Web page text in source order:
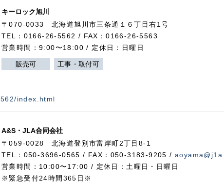
キーロック旭川
〒070-0033 北海道旭川市三条通１６丁目右1号
TEL：0166-26-5562 / FAX：0166-26-5563
営業時間：9:00〜18:00 / 定休日：日曜日
販売可 工事・取付可
index.html
A&S・JLA合同会社
〒059-0028北海道登別市富岸町2丁目 8-1
TEL：050-3696-0565 / FAX：050-3183-9205 /
営業時間：10:00〜17:00 / 定休日：土曜日・日曜日
※緊急受付24時間365日※